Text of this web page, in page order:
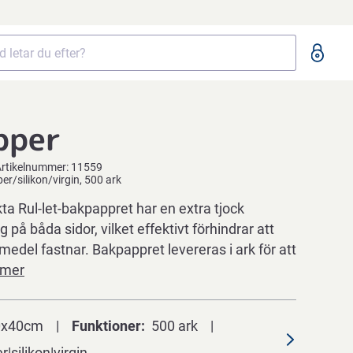
11559
silikon/virgin, 500 ark
Rul-let-bakpappret har en extra tjock
på båda sidor, vilket effektivt förhindrar att
fastnar. Bakpappret levereras i ark för att
Funktioner
500 ark